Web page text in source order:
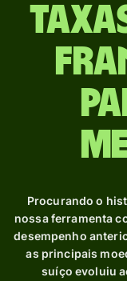
Procurando o
nossa ferramenta
desempenho
as principais
suíço evoluiu